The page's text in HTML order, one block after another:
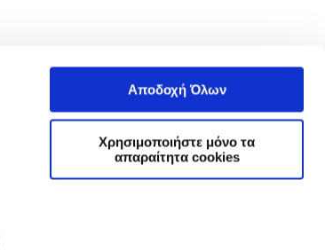
Αποδοχή Όλων
Χρησιμοποιήστε μόνο τα
απαραίτητα cookies